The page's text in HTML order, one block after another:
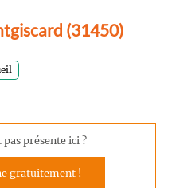
(31450)
présente ici ?
gratuitement !